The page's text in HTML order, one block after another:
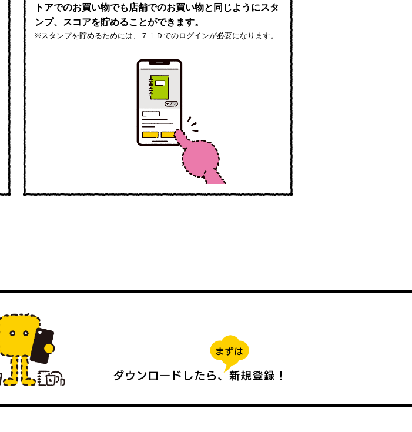
トアでのお買い物でも店舗でのお買い物と同じようにスタ
ンプ、スコアを貯めることができます。
※スタンプを貯めるためには、７ｉＤでのログインが必要になります。